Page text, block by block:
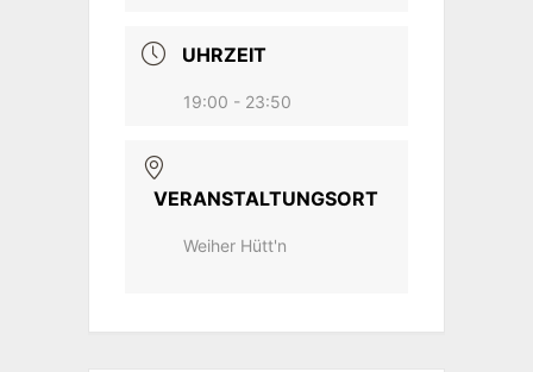
UHRZEIT
19:00 - 23:50
VERANSTALTUNGSORT
Weiher Hütt'n